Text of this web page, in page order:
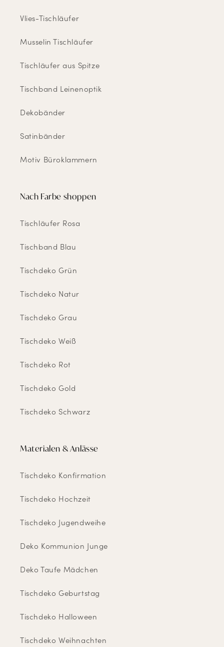
Vlies-Tischläufer
Musselin Tischläufer
Tischläufer aus Spitze
Tischband Leinenoptik
Dekobänder
Satinbänder
Motiv Büroklammern
Nach Farbe shoppen
Tischläufer Rosa
Tischband Blau
Tischdeko Grün
Tischdeko Natur
Tischdeko Grau
Tischdeko Weiß
Tischdeko Rot
Tischdeko Gold
Tischdeko Schwarz
Materialen & Anlässe
Tischdeko Konfirmation
Tischdeko Hochzeit
Tischdeko Jugendweihe
Deko Kommunion Junge
Deko Taufe Mädchen
Tischdeko Geburtstag
Tischdeko Halloween
Tischdeko Weihnachten